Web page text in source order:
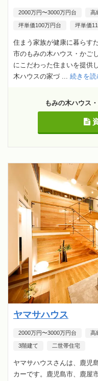
2000万円〜3000万円台 高
坪単価100万円台 坪単価
住まう家族が健康に暮らす
市のもみの木ハウス・かご
にこだわった住まいを提供
木ハウスの家づ ... 続きを読
もみの木ハウス
ヤマサハウス
2000万円〜3000万円台 高
3階建て 二世帯住宅
ヤマサハウスさんは、鹿児
カーです。鹿児島市、鹿屋